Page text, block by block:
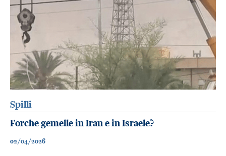
Spilli
Forche gemelle in Iran e in Israele?
02/04/2026